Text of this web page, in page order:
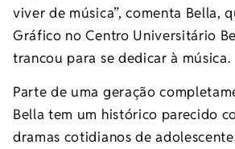
viver de música”, comenta Bella,
Gráfico no Centro Universitário
trancou para se dedicar à música.
Parte de uma geração
Bella tem um histórico parecido
dramas cotidianos de